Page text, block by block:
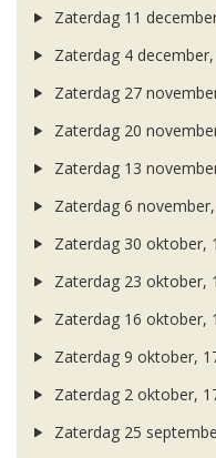
Zaterdag 11
Zaterdag 4
Zaterdag 27
Zaterdag 20
Zaterdag 13
Zaterdag 6
Zaterdag 30 oktober,
Zaterdag 23 oktober,
Zaterdag 16 oktober,
Zaterdag 9 oktober,
Zaterdag 2 oktober,
Zaterdag 25